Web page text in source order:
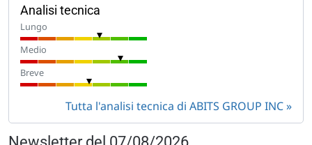
Analisi tecnica
Lungo
Medio
Breve
Tutta l'analisi tecnica di ABITS GROUP INC